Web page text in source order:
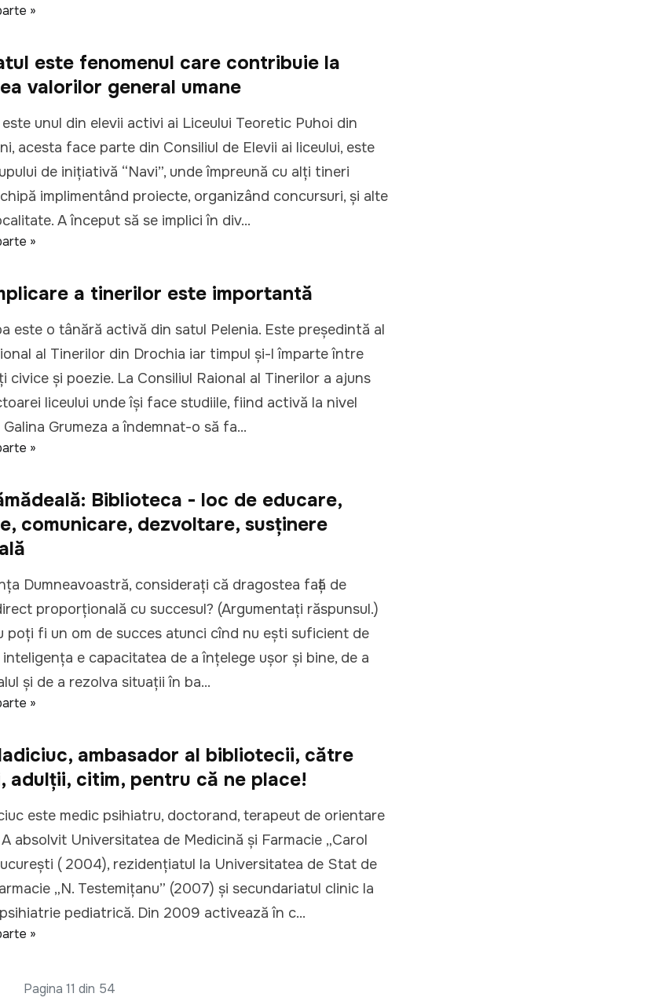
»
este fenomenul care contribuie la
valorilor general umane
unul din elevii activi ai Liceului Teoretic Puhoi din
acesta face parte din Consiliul de Elevii ai liceului, este
de inițiativă “Navi”, unde împreună cu alți tineri
implimentând proiecte, organizând concursuri, și alte
A început să se implici în div...
»
a tinerilor este importantă
este o tânără activă din satul Pelenia. Este președintă al
al Tinerilor din Drochia iar timpul și-l împarte între
civice și poezie. La Consiliul Raional al Tinerilor a ajuns
liceului unde își face studiile, fiind activă la nivel
Grumeza a îndemnat-o să fa...
»
Biblioteca - loc de educare,
comunicare, dezvoltare, susţinere
Dumneavoastră, consideraţi că dragostea faţă de
proporţională cu succesul? (Argumentaţi răspunsul.)
poţi fi un om de succes atunci cînd nu eşti suficient de
e capacitatea de a înţelege uşor şi bine, de a
şi de a rezolva situaţii în ba...
»
ambasador al bibliotecii, către
adulţii, citim, pentru că ne place!
este medic psihiatru, doctorand, terapeut de orientare
absolvit Universitatea de Medicină și Farmacie „Carol
( 2004), rezidențiatul la Universitatea de Stat de
„N. Testemiţanu” (2007) și secundariatul clinic la
pediatrică. Din 2009 activează în c...
»
Pagina 11 din 54